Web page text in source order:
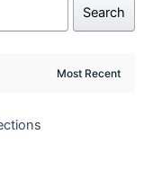
Search